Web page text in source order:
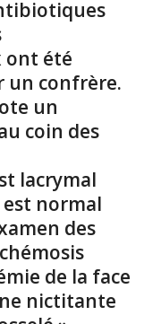
ont été
un confrère.
un
coin des
lacrymal
normal
des
de la face
nictitante